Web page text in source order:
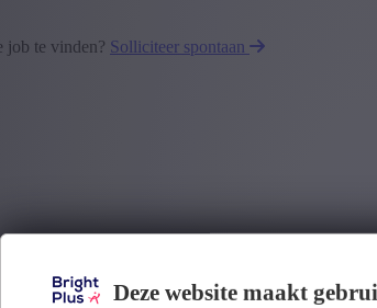
Deze website maakt
job te vinden? Solliciteer spontaan